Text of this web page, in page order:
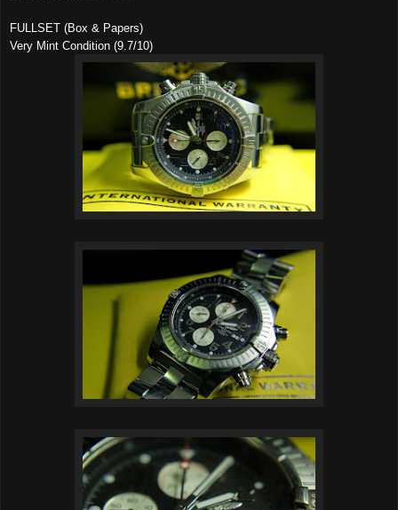
FULLSET (Box & Papers)
Very Mint Condition (9.7/10)